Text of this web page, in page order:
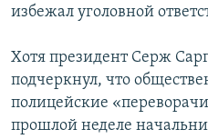
избежал уголовной
Хотя президент Серж
подчеркнул, что
полицейские
прошлой неделе